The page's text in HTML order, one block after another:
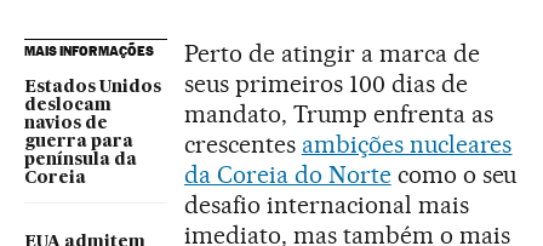
MAIS INFORMAÇÕES
Estados Unidos
deslocam
navios de
guerra para
península da
Coreia
EUA admitem
Perto de atingir a marca de
seus primeiros 100 dias de
mandato, Trump enfrenta as
crescentes ambições nucleares
da Coreia do Nortecomo o seu
desafio internacional mais
imediato, mas também o mais